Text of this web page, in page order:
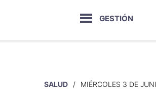
GESTIÓN
SALUD MIÉRCOLES 3 DE